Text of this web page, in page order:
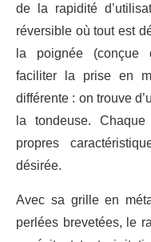
de la rapidité
réversible où tout est
la poignée (conçue
faciliter la prise en
différente : on trouve
la tondeuse.
propres
désirée.
Avec sa grille en
perlées brevetées, le